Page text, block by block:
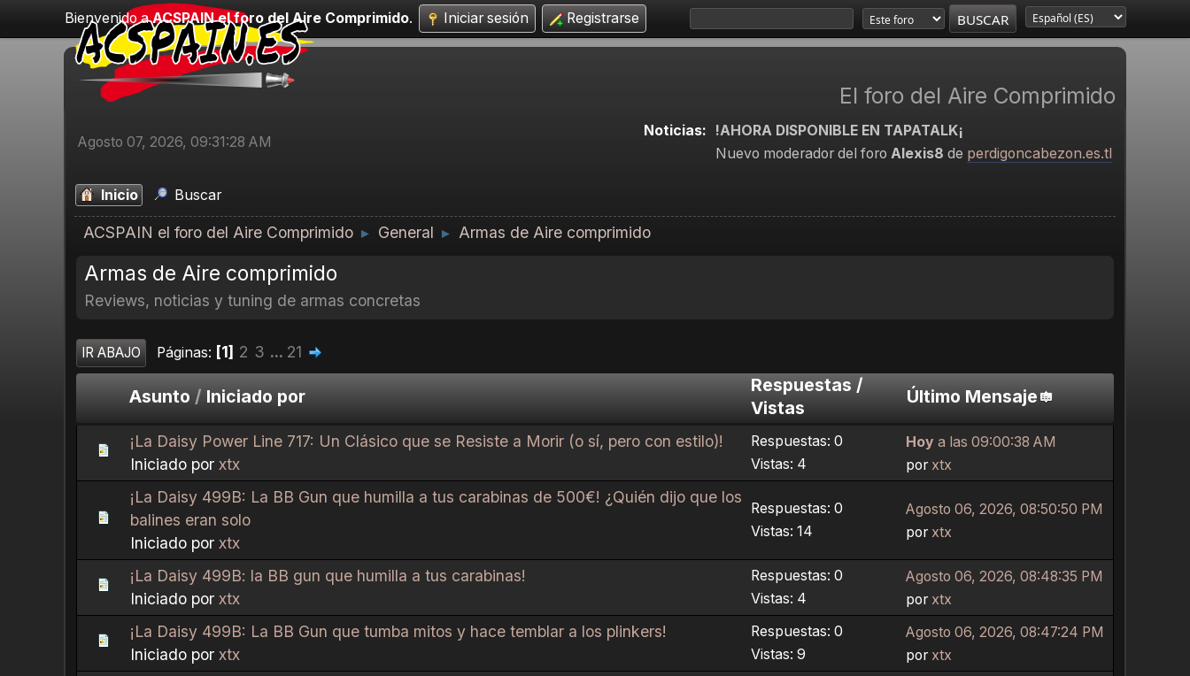
Bienvenido aACSPAIN el foro del Aire Comprimido. Iniciar sesión Registrarse
El foro del Aire Comprimido
Agosto 07, 2026, 09:31:28 AM
Noticias:
!AHORA DISPONIBLE EN TAPATALK¡
Nuevo moderador del foro Alexis8 de perdigoncabezon.es.tl
Inicio Buscar
ACSPAIN el foro del Aire Comprimido ► General ► Armas de Aire comprimido
Armas de Aire comprimido
Reviews, noticias y tuning de armas concretas
IR ABAJO Páginas 1 2 3 ... 21
Asunto / Iniciado por
Respuestas /
Vistas
Último Mensaje
¡La Daisy Power Line 717: Un Clásico que se Resiste a Morir (o sí, pero con estilo)!
Iniciado por xtx
Respuestas: 0
Vistas: 4
Hoy a las 09:00:38 AM
por xtx
¡La Daisy 499B: La BB Gun que humilla a tus carabinas de 500€! ¿Quién dijo que los
balines eran solo
Iniciado por xtx
Respuestas: 0
Vistas: 14
Agosto 06, 2026, 08:50:50 PM
por xtx
¡La Daisy 499B: la BB gun que humilla a tus carabinas!
Iniciado por xtx
Respuestas: 0
Vistas: 4
Agosto 06, 2026, 08:48:35 PM
por xtx
¡La Daisy 499B: La BB Gun que tumba mitos y hace temblar a los plinkers!
Iniciado por xtx
Respuestas: 0
Vistas: 9
Agosto 06, 2026, 08:47:24 PM
por xtx